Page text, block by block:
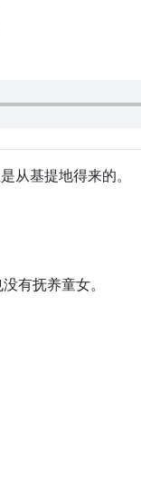
从基提地得来的。
有抚养童女。